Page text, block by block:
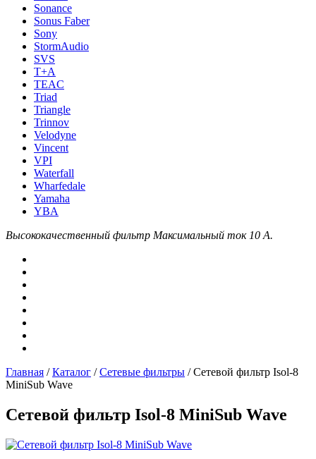
Sonance
Sonus Faber
Sony
StormAudio
SVS
T+A
TEAC
Triad
Triangle
Trinnov
Velodyne
Vincent
VPI
Waterfall
Wharfedale
Yamaha
YBA
Высококачественный фильтр Максимальный ток 10 A.
Главная /Каталог /Сетевые фильтры /Сетевой фильтр Isol-8
MiniSub Wave
Сетевой фильтр Isol-8 MiniSub Wave